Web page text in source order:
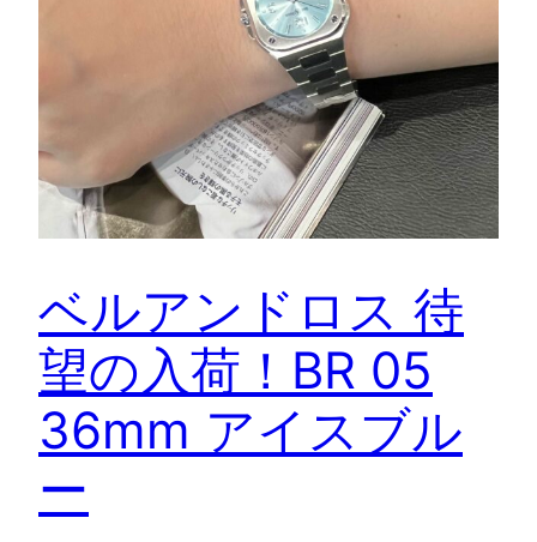
ベルアンドロス 待
望の入荷！BR 05
36mm アイスブル
ー